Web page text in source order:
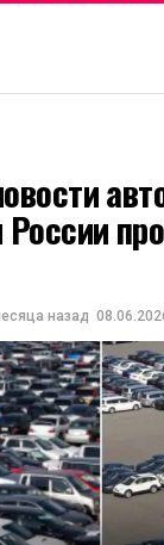
России
назад